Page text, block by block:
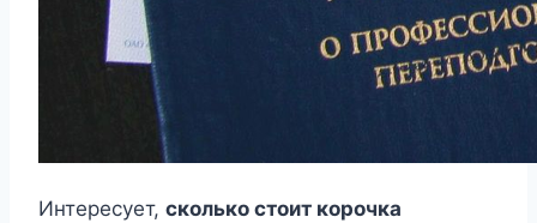
Интересует, сколько стоит корочка